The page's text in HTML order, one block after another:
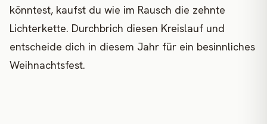
könntest, kaufst du wie im Rausch die zehnte
Lichterkette. Durchbrich diesen Kreislauf und
entscheide dich in diesem Jahr für ein besinnliches
Weihnachtsfest.